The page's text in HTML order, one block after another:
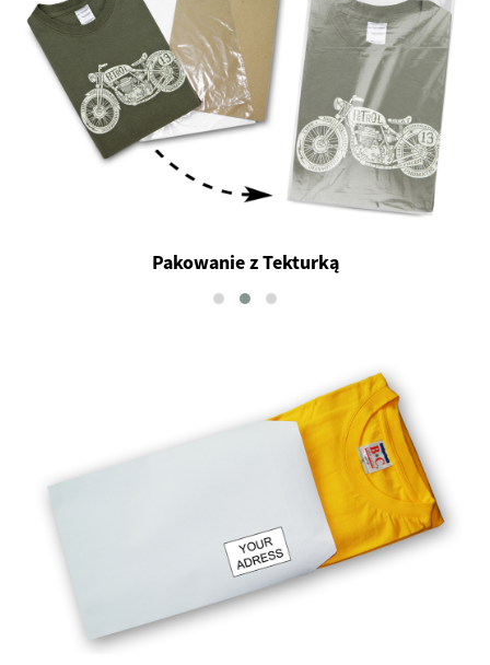
Pakowanie z Tekturką